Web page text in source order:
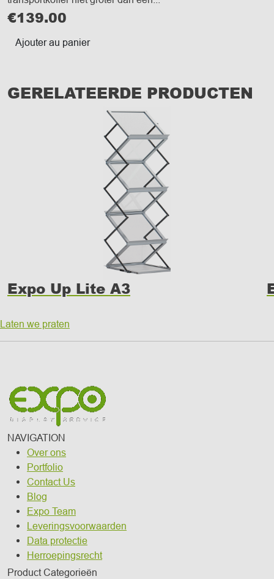
€139.00
Ajouter au panier
GERELATEERDE PRODUCTEN
Expo Up Lite A3
Laten we praten
NAVIGATION
Over ons
Portfolio
Contact Us
Blog
Expo Team
Leveringsvoorwaarden
Data protectie
Herroepingsrecht
Product Categorieën